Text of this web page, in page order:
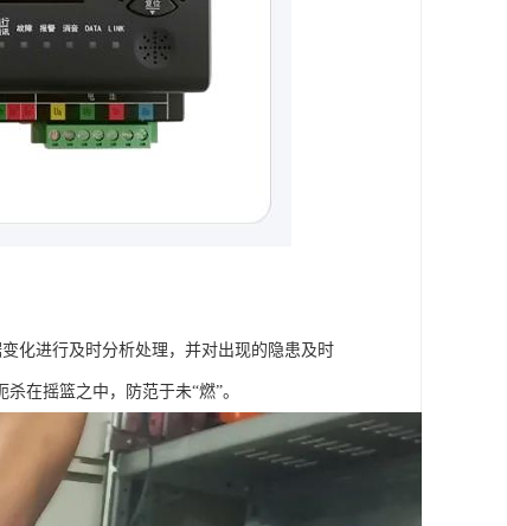
化进行及时分析处理，并对出现的隐患及时
在摇篮之中，防范于未“燃”。